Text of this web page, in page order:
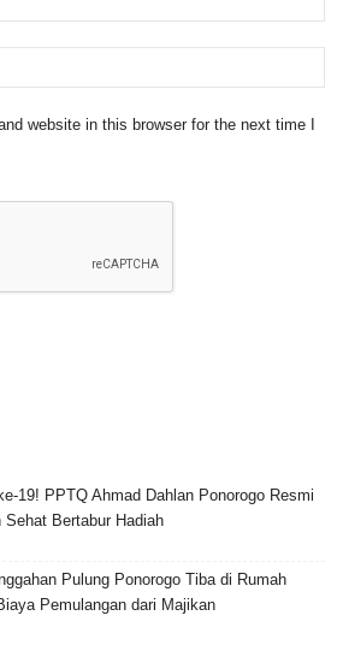
website in this browser for the next time I
19! PPTQ Ahmad Dahlan Ponorogo Resmi
Bertabur Hadiah
Pulung Ponorogo Tiba di Rumah
Pemulangan dari Majikan